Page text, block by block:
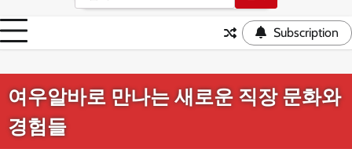
색:
Subscription
여우알바로 만나는 새로운 직장 문화와
경험들